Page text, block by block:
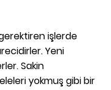
işlerde
Yeni
Sakin
yokmuş gibi bir